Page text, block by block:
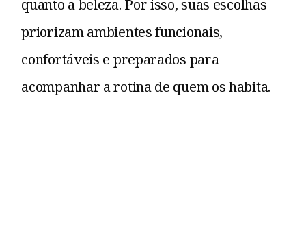
quanto a beleza. Por isso, suas escolhas
priorizam ambientes funcionais,
confortáveis e preparados para
acompanhar a rotina de quem os habita.